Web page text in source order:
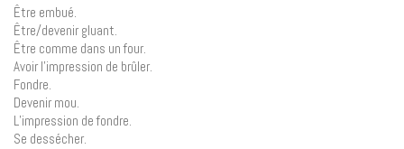
Être embué.
Être/devenir gluant.
Être comme dans un four.
Avoir l’impression de brûler.
Fondre.
Devenir mou.
L’impression de fondre.
Se dessécher.